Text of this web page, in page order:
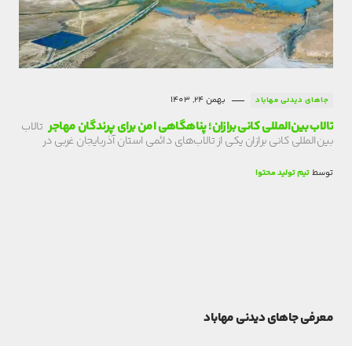
جاهای دیدنی مهاباد بهمن 24, 1403
تالاب بین‌المللی کانی برازان؛ پناهگاهی امن برای پرندگان مهاجر تالاب
بین‌المللی کانی برازان یکی از تالاب‌های دائمی استان آذربایجان غربی در
توسطتیم تولید محتوا
معرفی جاهای دیدنی مهاباد